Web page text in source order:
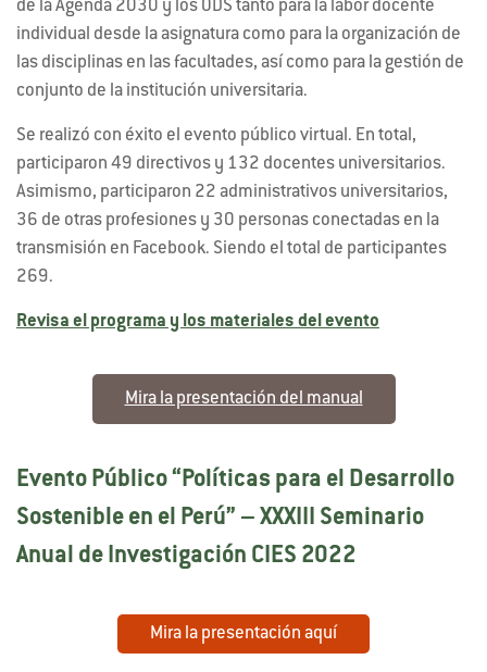
de la Agenda 2030 y los ODS tanto para la labor docente
individual desde la asignatura como para la organización de
las disciplinas en las facultades, así como para la gestión de
conjunto de la institución universitaria.
Se realizó con éxito el evento público virtual. En total,
participaron 49 directivos y 132 docentes universitarios.
Asimismo, participaron 22 administrativos universitarios,
36 de otras profesiones y 30 personas conectadas en la
transmisión en Facebook. Siendo el total de participantes
269.
Revisa el programa y los materiales del evento
Mira la presentación del manual
Evento Público “Políticas para el Desarrollo
Sostenible en el Perú” – XXXIII Seminario
Anual de Investigación CIES 2022
Mira la presentación aquí